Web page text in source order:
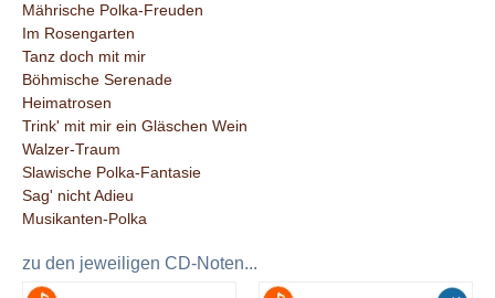
Mährische Polka-Freuden
Im Rosengarten
Tanz doch mit mir
Böhmische Serenade
Heimatrosen
Trink' mit mir ein Gläschen Wein
Walzer-Traum
Slawische Polka-Fantasie
Sag' nicht Adieu
Musikanten-Polka
zu den jeweiligen CD-Noten...